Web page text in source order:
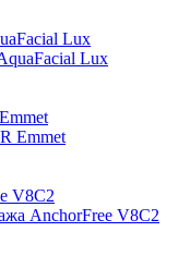
Lux
V8C2